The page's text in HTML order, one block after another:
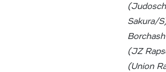
Sakura/
(JZ
(Union